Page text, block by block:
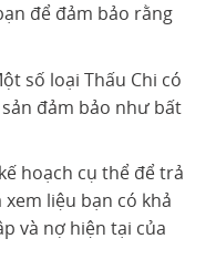
để đảm bảo rằng
số loại Thấu Chi có
đảm bảo như bất
hoạch cụ thể để trả
liệu bạn có khả
và nợ hiện tại của